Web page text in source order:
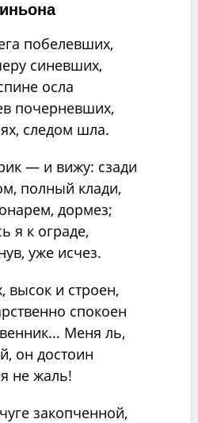
побелевших,
синевших,
осла
почерневших,
следом шла.
— и вижу: сзади
полный клади,
дормез;
я к ограде,
уже исчез.
высок и строен,
спокоен
Меня ль,
он достоин
не жаль!
закопченной,